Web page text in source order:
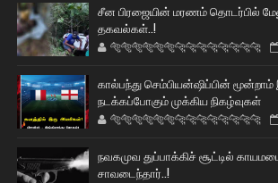
சீன பிரஜையின் மரணம் தொடர்பில்
தகவல்கள்..!
🐅🐅🐅🐅🐅🐅🐆🐆🐆🐆🐆🐆🐆🐆
கால்பந்து செம்பியன்ஷிப்பின்
நடக்கப்போகும் முக்கிய நிகழ்வுகள்
🐅🐅🐅🐅🐅🐅🐆🐆🐆🐆🐆🐆🐆🐆
நவகமுவ துப்பாக்கிச் சூட்டில்
சாவடைந்தார்..!